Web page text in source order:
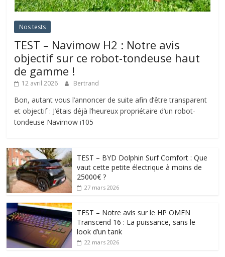
Nos tests
TEST – Navimow H2 : Notre avis
objectif sur ce robot-tondeuse haut
de gamme !
12 avril 2026 Bertrand
Bon, autant vous l’annoncer de suite afin d’être transparent
et objectif : J’étais déjà l’heureux propriétaire d’un robot-
tondeuse Navimow i105
TEST – BYD Dolphin Surf Comfort : Que
vaut cette petite électrique à moins de
25000€ ?
27 mars 2026
TEST – Notre avis sur le HP OMEN
Transcend 16 : La puissance, sans le
look d’un tank
22 mars 2026